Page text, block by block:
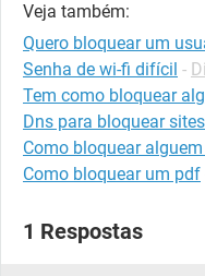
Veja também:
Quero bloquear um
Senha de wi-fi difícil -
Tem como bloquear
Dns para bloquear
Como bloquear
Como bloquear um pdf
1 Respostas